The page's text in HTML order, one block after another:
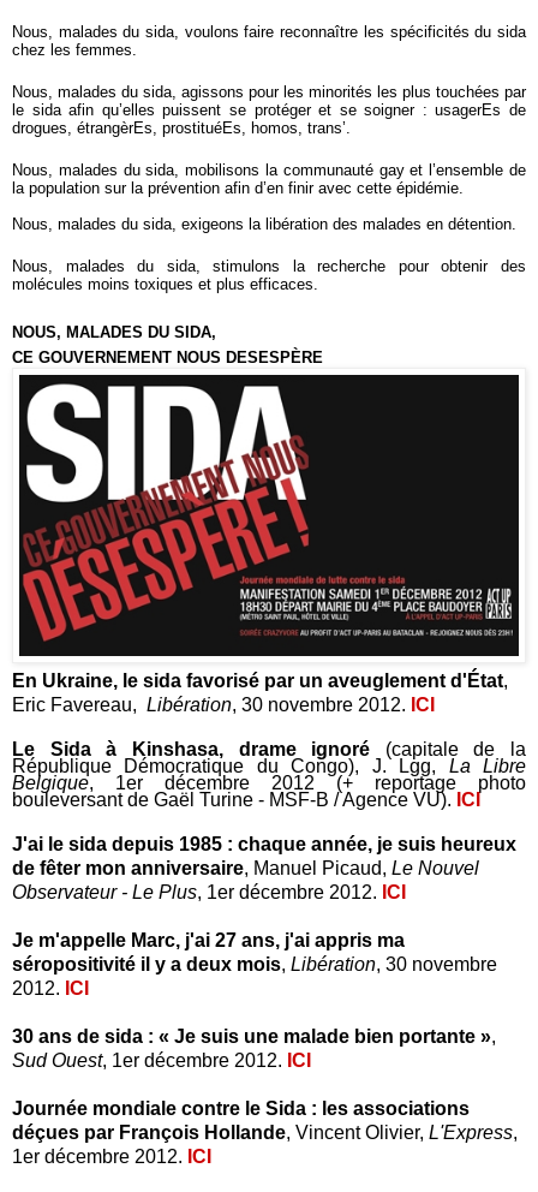
Nous, malades du sida, voulons faire reconnaître les spécificités du sida
chez les femmes.
Nous, malades du sida, agissons pour les minorités les plus touchées par
le sida afin qu’elles puissent se protéger et se soigner : usagerEs de
drogues, étrangèrEs, prostituéEs, homos, trans’.
Nous, malades du sida, mobilisons la communauté gay et l’ensemble de
la population sur la prévention afin d’en finir avec cette épidémie.
Nous, malades du sida, exigeons la libération des malades en détention.
Nous, malades du sida, stimulons la recherche pour obtenir des
molécules moins toxiques et plus efficaces.
NOUS, MALADES DU SIDA,
CE GOUVERNEMENT NOUS DESESPÈRE
En Ukraine, le sida favorisé par un aveuglement d'État,
Eric Favereau, Libération, 30 novembre 2012. ICI
Le Sida à Kinshasa, drame ignoré (capitale de la
République Démocratique du Congo), J. Lgg, La Libre
Belgique, 1er décembre 2012 (+ reportage photo
bouleversant de Gaël Turine - MSF-B / Agence VU). ICI
J'ai le sida depuis 1985 : chaque année, je suis heureux
de fêter mon anniversaire, Manuel Picaud, Le Nouvel
Observateur - Le Plus, 1er décembre 2012. ICI
Je m'appelle Marc, j'ai 27 ans, j'ai appris ma
séropositivité il y a deux mois, Libération, 30 novembre
2012. ICI
30 ans de sida : « Je suis une malade bien portante »,
Sud Ouest, 1er décembre 2012. ICI
Journée mondiale contre le Sida : les associations
déçues par François Hollande, Vincent Olivier, L'Express,
1er décembre 2012. ICI